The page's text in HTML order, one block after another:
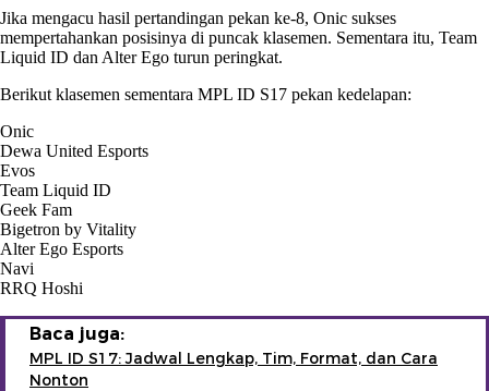
Jika mengacu hasil pertandingan pekan ke-8, Onic sukses
mempertahankan posisinya di puncak klasemen. Sementara itu, Team
Liquid ID dan Alter Ego turun peringkat.
Berikut klasemen sementara MPL ID S17 pekan kedelapan:
Onic
Dewa United Esports
Evos
Team Liquid ID
Geek Fam
Bigetron by Vitality
Alter Ego Esports
Navi
RRQ Hoshi
Baca juga:
MPL ID S17: Jadwal Lengkap, Tim, Format, dan Cara
Nonton